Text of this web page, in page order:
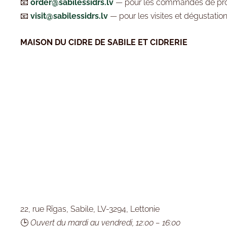
📧 order@sabilessidrs.lv — pour les commandes de
📧 visit@sabilessidrs.lv — pour les visites et
MAISON DU CIDRE DE SABILE ET CIDRERIE
22, rue Rīgas, Sabile, LV-3294, Lettonie
🕒 Ouvert du mardi au vendredi, 12:00 – 16:00